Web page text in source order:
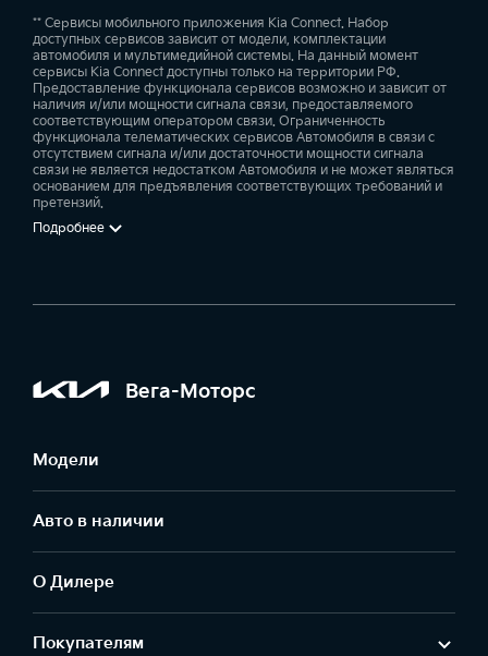
** Сервисы мобильного приложения Kia Connect. Набор
доступных сервисов зависит от модели, комплектации
автомобиля и мультимедийной системы. На данный момент
сервисы Kia Connect доступны только на территории РФ.
Предоставление функционала сервисов возможно и зависит от
наличия и/или мощности сигнала связи, предоставляемого
соответствующим оператором связи. Ограниченность
функционала телематических сервисов Автомобиля в связи с
отсутствием сигнала и/или достаточности мощности сигнала
связи не является недостатком Автомобиля и не может являться
основанием для предъявления соответствующих требований и
претензий.
Подробнее
Вега-Моторс
Модели
Авто в наличии
О Дилере
Покупателям